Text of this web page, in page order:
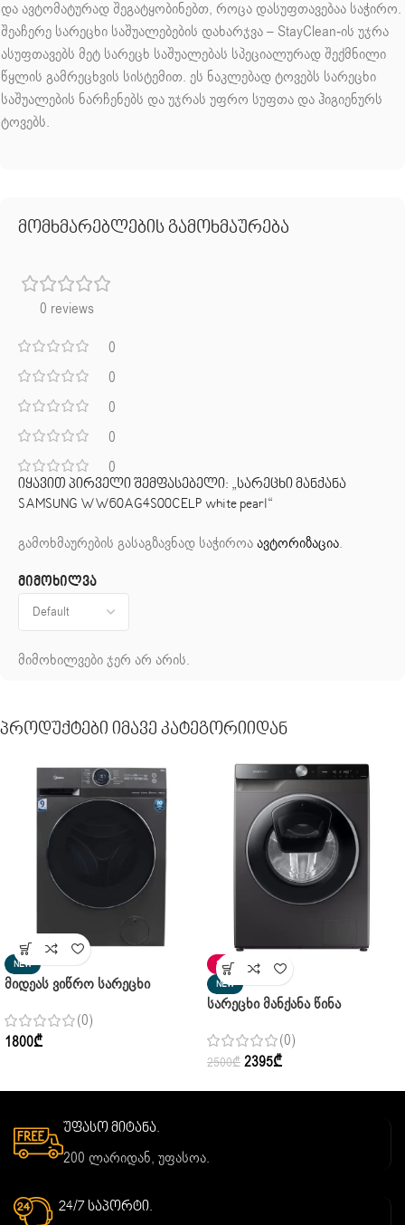
და ავტომატურად შეგატყობინებთ, როცა დასუფთავებაა საჭირო.
შეაჩერე სარეცხი საშუალებების დახარჯვა – StayClean-ის უჯრა
ასუფთავებს მეტ სარეცხ საშუალებას სპეციალურად შექმნილი
წყლის გამრეცხვის სისტემით. ეს ნაკლებად ტოვებს სარეცხი
საშუალების ნარჩენებს და უჯრას უფრო სუფთა და ჰიგიენურს
ტოვებს.
მომხმარებლების გამოხმაურება
0 reviews
0
0
0
0
0
მიმოხილვა
მიმოხილვები ჯერ არ არის.
იყავით პირველი შემფასებელი: „სარეცხი მანქანა
SAMSUNG WW60AG4S00CELP white pearl“
გამოხმაურების გასაგზავნად საჭიროაავტორიზაცია.
Პროდუქტები Იმავე Კატეგორიიდან
NEW
Მიდეას Ვიწრო Სარეცხი
Pure Black 9 Კგ
(0)
1800₾
SALE
NEW
Სარეცხი Მანქანა Წინა
WD10T654CBX/LP 10.5 Კგ
(0)
2500₾ 2395₾
უფასო მიტანა.
200 ლარიდან, უფასოა.
24/7 საპორტი.